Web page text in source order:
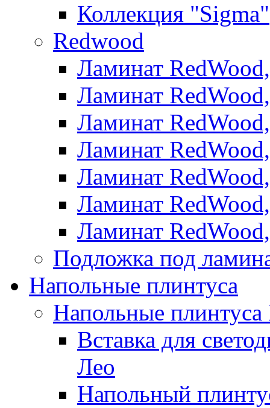
Коллекция "Sigma"
Redwood
Ламинат
Ламинат
Ламинат
Ламинат
Ламинат
Ламинат
Ламинат
Подложка под
Напольные плинтуса
Напольные
Вставка для
Лео
Напольный